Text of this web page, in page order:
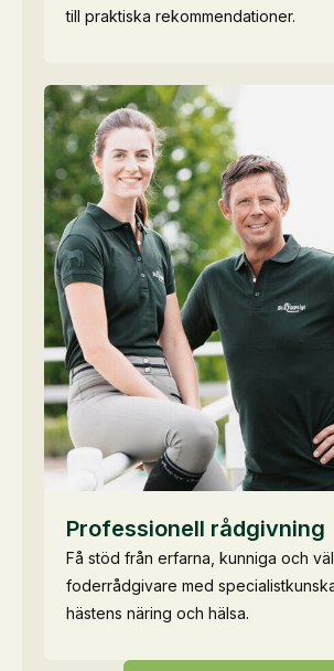
till praktiska rekommendationer.
Professionell rådgivning
Få stöd från erfarna, kunniga och
foderrådgivare med
hästens näring och hälsa.